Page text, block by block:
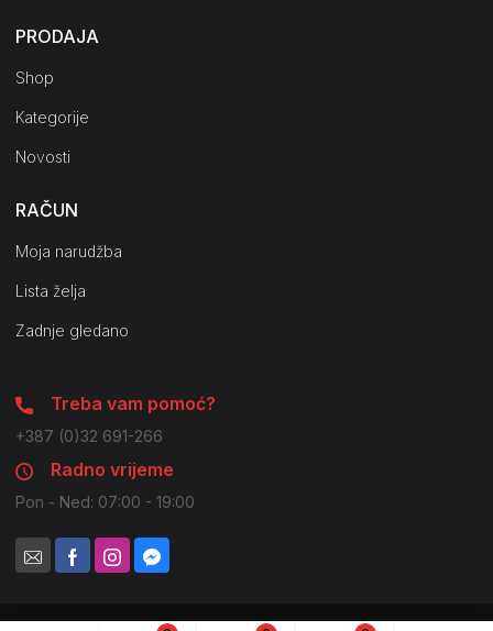
PRODAJA
Shop
Kategorije
Novosti
RAČUN
Moja narudžba
Lista želja
Zadnje gledano
Treba vam pomoć?
+387 (0)32 691-266
Radno vrijeme
Pon - Ned: 07:00 - 19:00